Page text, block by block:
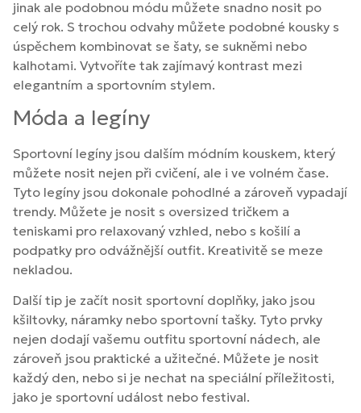
jinak ale podobnou módu můžete snadno nosit po
celý rok. S trochou odvahy můžete podobné kousky s
úspěchem kombinovat se šaty, se sukněmi nebo
kalhotami. Vytvoříte tak zajímavý kontrast mezi
elegantním a sportovním stylem.
Móda a legíny
Sportovní legíny jsou dalším módním kouskem, který
můžete nosit nejen při cvičení, ale i ve volném čase.
Tyto legíny jsou dokonale pohodlné a zároveň vypadají
trendy. Můžete je nosit s oversized tričkem a
teniskami pro relaxovaný vzhled, nebo s košilí a
podpatky pro odvážnější outfit. Kreativitě se meze
nekladou.
Další tip je začít nosit sportovní doplňky, jako jsou
kšiltovky, náramky nebo sportovní tašky. Tyto prvky
nejen dodají vašemu outfitu sportovní nádech, ale
zároveň jsou praktické a užitečné. Můžete je nosit
každý den, nebo si je nechat na speciální příležitosti,
jako je sportovní událost nebo festival.